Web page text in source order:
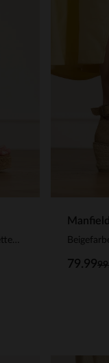
Manfield
79.99